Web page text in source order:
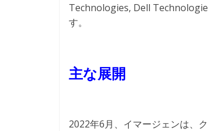
Technologies, Dell
す。
主な展開
2022年6月、イマージェンは、